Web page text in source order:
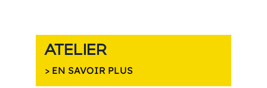
ATELIER
> EN SAVOIR PLUS